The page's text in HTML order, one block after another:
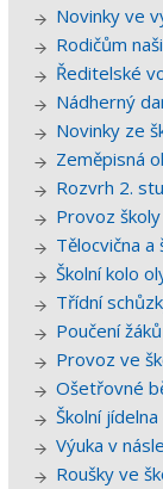
Novinky ve
Rodičům
Ředitelské
Nádherný
Novinky ze
Zeměpisná
Rozvrh 2.
Provoz
Tělocvična
Školní kolo
Třídní
Poučení
Provoz ve
Ošetřovné
Školní
Výuka v
Roušky ve